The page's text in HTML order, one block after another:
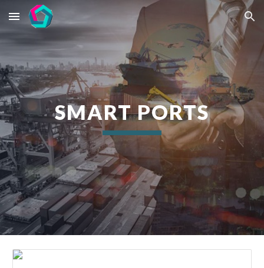
Skip to main content Skip to navigation
SMART PORTS